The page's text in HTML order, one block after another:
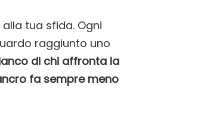
tua sfida. Ogni
raggiunto uno
di chi affronta la
fa sempre meno